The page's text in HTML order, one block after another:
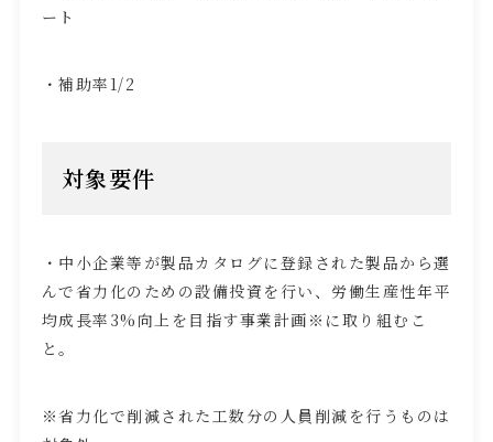
ート
・補助率 1/2
対象要件
・中小企業等が製品カタログに登録された製品から選
んで省力化のための設備投資を行い、労働生産性年平
均成長率 3% 向上を目指す事業計画 ※ に取り組むこ
と。
※省力化で削減された工数分の人員削減を行うものは